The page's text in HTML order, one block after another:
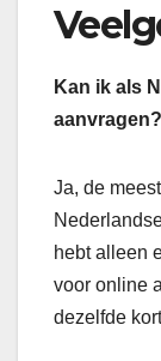
Kan ik als
aanvragen?
Ja, de
hebt alleen
voor online
dezelfde